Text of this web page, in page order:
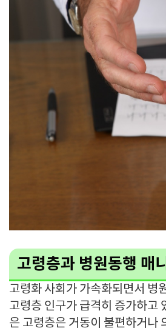
고령층과 병원동행 매
고령화 사회가 가속화되면서 병
고령층 인구가 급격히 증가하고
은 고령층은 거동이 불편하거나